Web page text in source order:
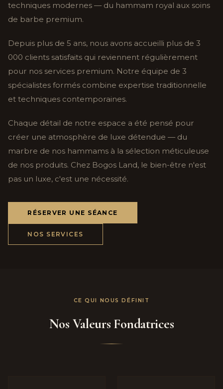
techniques modernes — du hammam royal aux soins
de barbe premium.
Depuis plus de 5 ans, nous avons accueilli plus de 3
000 clients satisfaits qui reviennent régulièrement
pour nos services premium. Notre équipe de 3
spécialistes formés combine expertise traditionnelle
et techniques contemporaines.
Chaque détail de notre espace a été pensé pour
créer une atmosphère de luxe détendue — du
marbre de nos hammams à la sélection méticuleuse
de nos produits. Chez Bogos Land, le bien-être n'est
pas un luxe, c'est une nécessité.
RÉSERVER UNE SÉANCE
NOS SERVICES
CE QUI NOUS DÉFINIT
Nos Valeurs Fondatrices